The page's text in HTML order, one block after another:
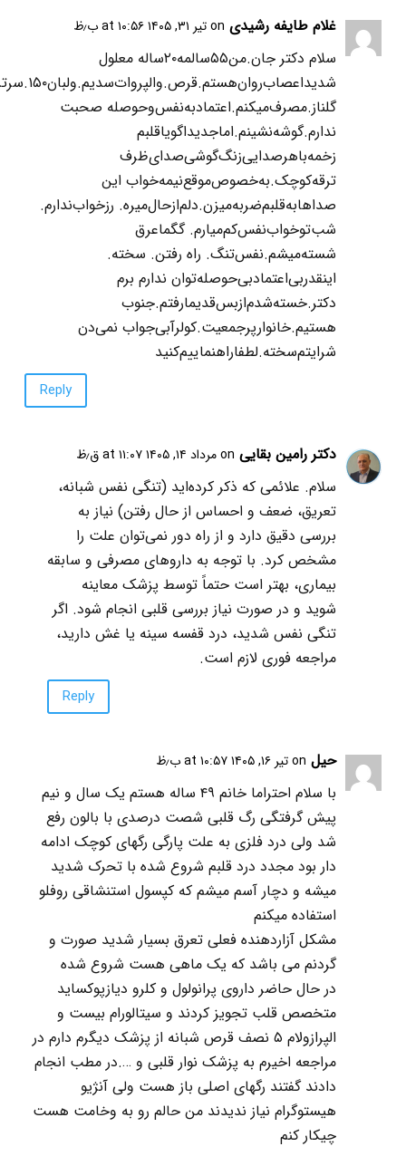
غلام طایفه رشیدی on تیر ۳۱, ۱۴۰۵ at ۱۰:۵۶ ب٫ظ
سلام دکتر جان.من۵۵سالمه۲۰ساله معلول
گلناز.مصرف‌میکنم.اعتمادبه‌نفس‌وحوصله‌ صحبت
ندارم.گوشه‌نشینم.اماجدیداگویاقلبم
زخمه‌باهرصدایی‌زنگ‌گوشی‌صدای‌ظرف
ترقه‌کوچک.به‌خصوص‌موقع‌نیمه‌خواب این
صداهابه‌قلبم‌ضربه‌میزن.دلم‌ازحال‌میره. رزخواب‌ندارم.
شب‌توخواب‌نفس‌کم‌میارم. گگماعرق
شسته‌میشم.نفس‌تنگ. راه رفتن. سخته.
اینقدربی‌اعتمادبی‌حوصله‌توان ندارم برم
دکتر.خسته‌شدم‌ازبس‌قدیمارفتم.جنوب
هستیم.خانوارپرجمعیت.کولرآبی‌جواب نمی‌دن
شرایتم‌سخته.لطفاراهنماییم‌کنید
Reply
دکتر رامین بقایی on مرداد ۱۴, ۱۴۰۵ at ۱۱:۰۷ ق٫ظ
سلام. علائمی که ذکر کرده‌اید (تنگی نفس شبانه،
تعریق، ضعف و احساس از حال رفتن) نیاز به
بررسی دقیق دارد و از راه دور نمی‌توان علت را
مشخص کرد. با توجه به داروهای مصرفی و سابقه
بیماری، بهتر است حتماً توسط پزشک معاینه
شوید و در صورت نیاز بررسی قلبی انجام شود. اگر
تنگی نفس شدید، درد قفسه سینه یا غش دارید،
مراجعه فوری لازم است.
Reply
حیل on تیر ۱۶, ۱۴۰۵ at ۱۰:۵۷ ب٫ظ
با سلام احتراما خانم ۴۹ ساله هستم یک سال و نیم
پیش گرفتگی رگ قلبی شصت درصدی با بالون رفع
شد ولی درد فلزی به علت پارگی رگهای کوچک ادامه
دار بود مجدد درد قلبم شروع شده با تحرک شدید
میشه و دچار آسم میشم که کپسول استنشاقی روفلو
استفاده میکنم
مشکل آزاردهنده فعلی تعرق بسیار شدید صورت و
گردنم می باشد که یک ماهی هست شروع شده
در حال حاضر داروی پرانولول و کلرو دیازپوکساید
متخصص قلب تجویز کردند و سیتالورام بیست و
الپرازولام ۵ نصف قرص شبانه از پزشک دیگرم دارم در
مراجعه اخیرم به پزشک نوار قلبی و ….در مطب انجام
دادند گفتند رگهای اصلی باز هست ولی آنژیو
هیستوگرام نیاز ندیدند من حالم رو به وخامت هست
چیکار کنم